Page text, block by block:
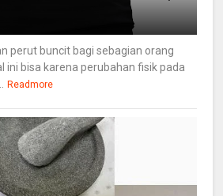
perut buncit bagi sebagian orang
ini bisa karena perubahan fisik pada
Readmore